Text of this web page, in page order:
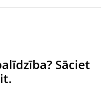
Sāciet